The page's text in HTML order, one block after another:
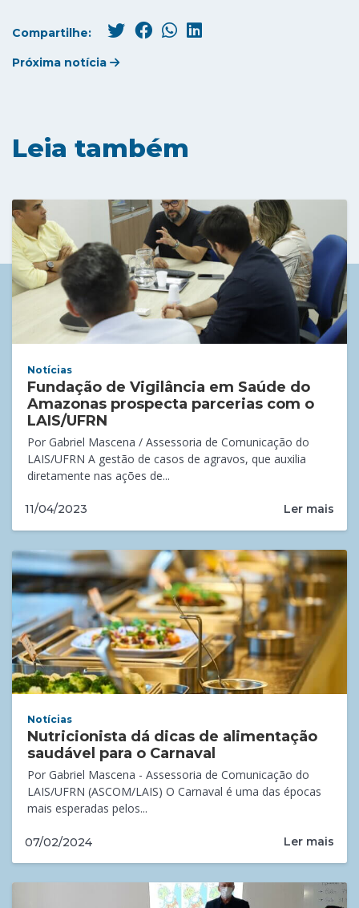
Compartilhe:
Próxima notícia
Leia também
Notícias
Fundação de Vigilância em Saúde do
Amazonas prospecta parcerias com o
LAIS/UFRN
Por Gabriel Mascena / Assessoria de Comunicação do
LAIS/UFRN A gestão de casos de agravos, que auxilia
diretamente nas ações de...
11/04/2023 Ler mais
Notícias
Nutricionista dá dicas de alimentação
saudável para o Carnaval
Por Gabriel Mascena - Assessoria de Comunicação do
LAIS/UFRN (ASCOM/LAIS) O Carnaval é uma das épocas
mais esperadas pelos...
07/02/2024 Ler mais